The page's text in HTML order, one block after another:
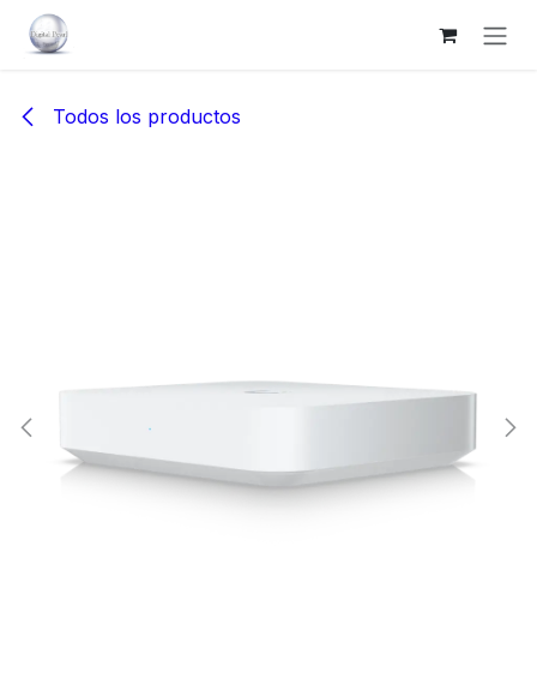
Ir al contenido
Todos los productos